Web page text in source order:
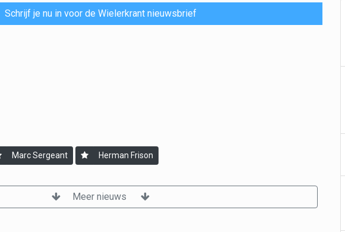
Schrijf je nu in voor de Wielerkrant nieuwsbrief
Marc Sergeant Herman Frison
Meer nieuws